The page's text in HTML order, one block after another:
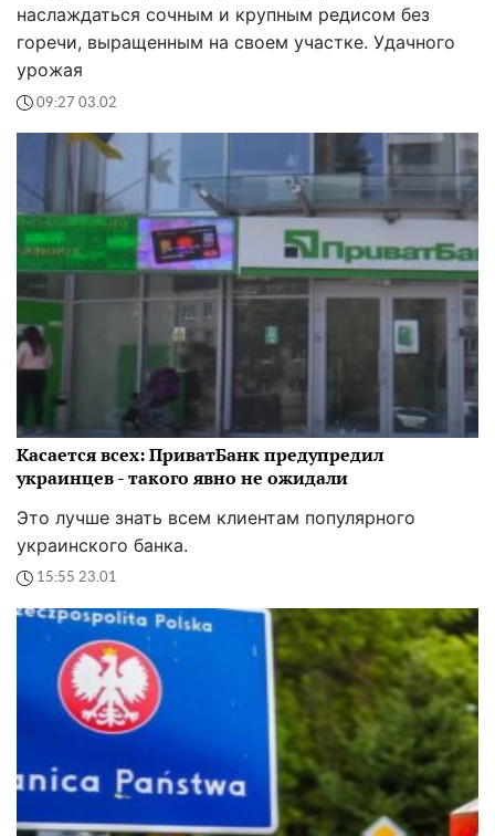
наслаждаться сочным и крупным редисом без
горечи, выращенным на своем участке. Удачного
урожая
09:27 03.02
Касается всех: ПриватБанк предупредил
украинцев - такого явно не ожидали
Это лучше знать всем клиентам популярного
украинского банка.
15:55 23.01